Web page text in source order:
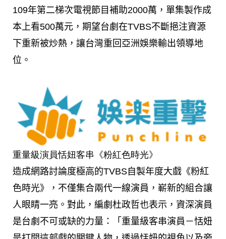
109年第二梯次電視節目補助2000萬，單集製作成
本上看500萬元，期望台劇在TVBS不斷挹注資源
下重新被炒熱，讓台灣重回亞洲娛樂輸出領導地
位。
重量級演員恬妞客串《粉紅色時光》
造成網路討論度極高的TVBS自製年度大戲《粉紅
色時光》，不僅集合兩代一線演員，嶄新的組合讓
人眼睛一亮。對此，編劇杜政哲也表示，資深演員
是台劇不可或缺的力量：「重量級客串演員－恬妞